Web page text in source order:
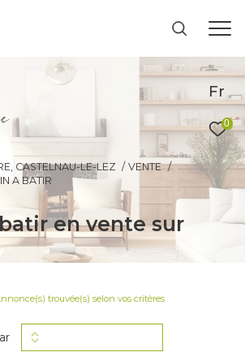
Fr
0
e
CASTELNAU-LE-LEZ
VENTE
A BATIR
trouvée(s) selon vos critères